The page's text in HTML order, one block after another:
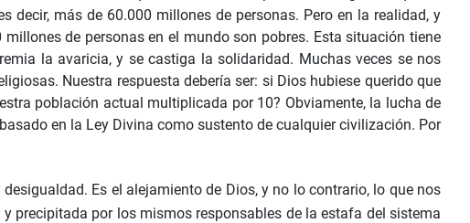
más de 60.000 millones de personas. Pero en la realidad, y
de personas en el mundo son pobres. Esta situación tiene
la avaricia, y se castiga la solidaridad. Muchas veces se nos
Nuestra respuesta debería ser: si Dios hubiese querido que
población actual multiplicada por 10? Obviamente, la lucha de
en la Ley Divina como sustento de cualquier civilización. Por
Es el alejamiento de Dios, y no lo contrario, lo que nos
precipitada por los mismos responsables de la estafa del sistema